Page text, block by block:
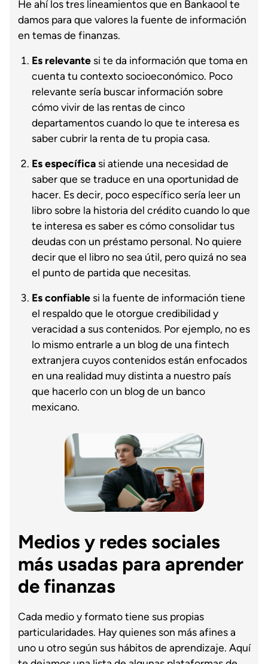
He ahí los tres lineamientos que en Bankaool te
damos para que valores la fuente de información
en temas de finanzas.
Es relevante si te da información que toma en
cuenta tu contexto socioeconómico. Poco
relevante sería buscar información sobre
cómo vivir de las rentas de cinco
departamentos cuando lo que te interesa es
saber cubrir la renta de tu propia casa.
Es específica si atiende una necesidad de
saber que se traduce en una oportunidad de
hacer. Es decir, poco específico sería leer un
libro sobre la historia del crédito cuando lo que
te interesa es saber es cómo consolidar tus
deudas con un préstamo personal. No quiere
decir que el libro no sea útil, pero quizá no sea
el punto de partida que necesitas.
Es confiable si la fuente de información tiene
el respaldo que le otorgue credibilidad y
veracidad a sus contenidos. Por ejemplo, no es
lo mismo entrarle a un blog de una fintech
extranjera cuyos contenidos están enfocados
en una realidad muy distinta a nuestro país
que hacerlo con un blog de un banco
mexicano.
Medios y redes sociales
más usadas para aprender
de finanzas
Cada medio y formato tiene sus propias
particularidades. Hay quienes son más afines a
uno u otro según sus hábitos de aprendizaje. Aquí